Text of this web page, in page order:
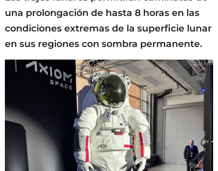
una prolongación de hasta 8 horas en las
condiciones extremas de la superficie lunar
en sus regiones con sombra permanente.